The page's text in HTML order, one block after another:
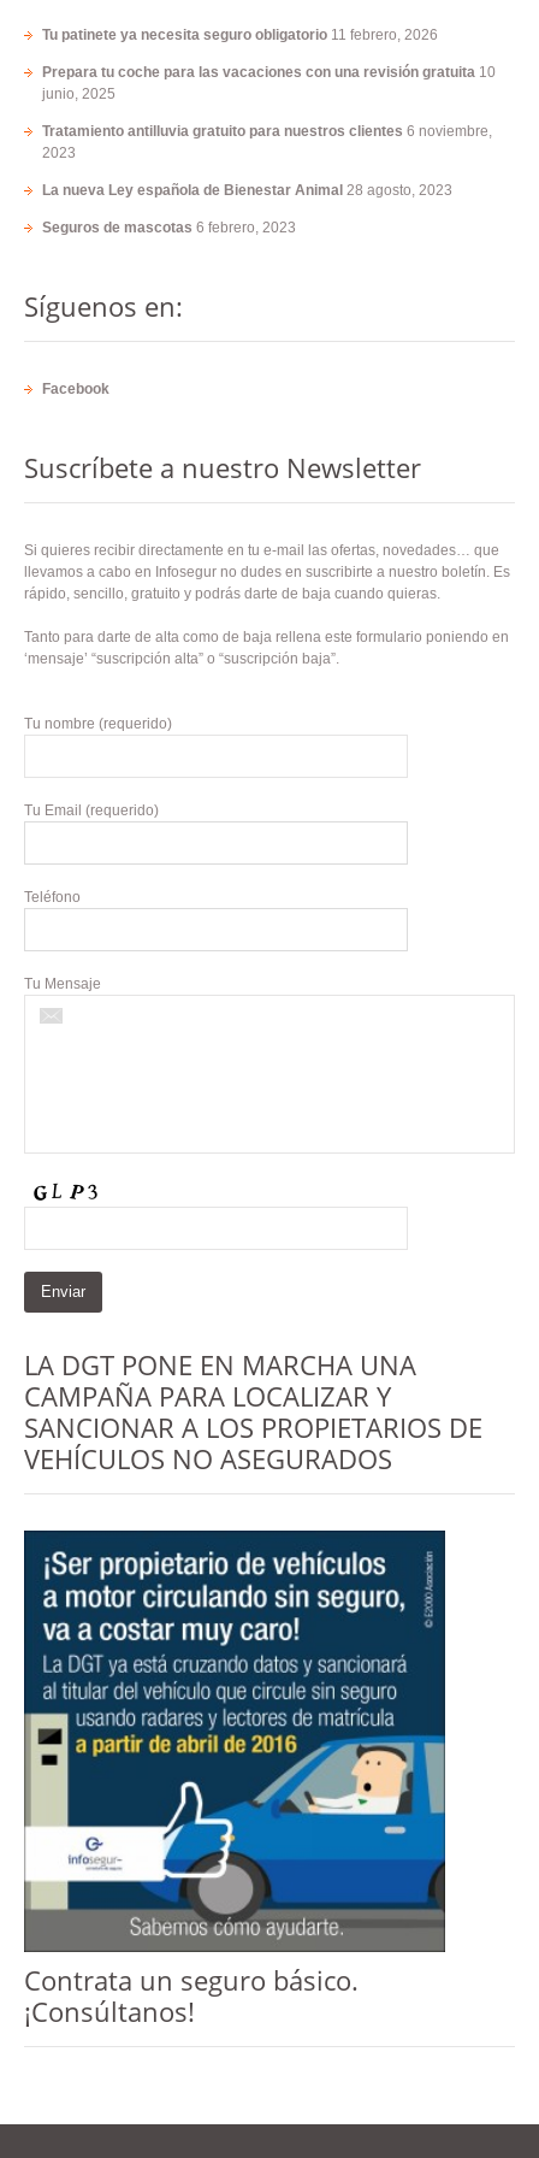
Tu patinete ya necesita seguro obligatorio 11 febrero, 2026
Prepara tu coche para las vacaciones con una revisión gratuita 10
junio, 2025
Tratamiento antilluvia gratuito para nuestros clientes 6 noviembre,
2023
La nueva Ley española de Bienestar Animal 28 agosto, 2023
Seguros de mascotas 6 febrero, 2023
Síguenos en:
Facebook
Suscríbete a nuestro Newsletter
Si quieres recibir directamente en tu e-mail las ofertas, novedades… que
llevamos a cabo en Infosegur no dudes en suscribirte a nuestro boletín. Es
rápido, sencillo, gratuito y podrás darte de baja cuando quieras.
Tanto para darte de alta como de baja rellena este formulario poniendo en
‘mensaje’ “suscripción alta” o “suscripción baja”.
Tu nombre (requerido)
Tu Email (requerido)
Teléfono
Tu Mensaje
LA DGT PONE EN MARCHA UNA
CAMPAÑA PARA LOCALIZAR Y
SANCIONAR A LOS PROPIETARIOS DE
VEHÍCULOS NO ASEGURADOS
Contrata un seguro básico.
¡Consúltanos!